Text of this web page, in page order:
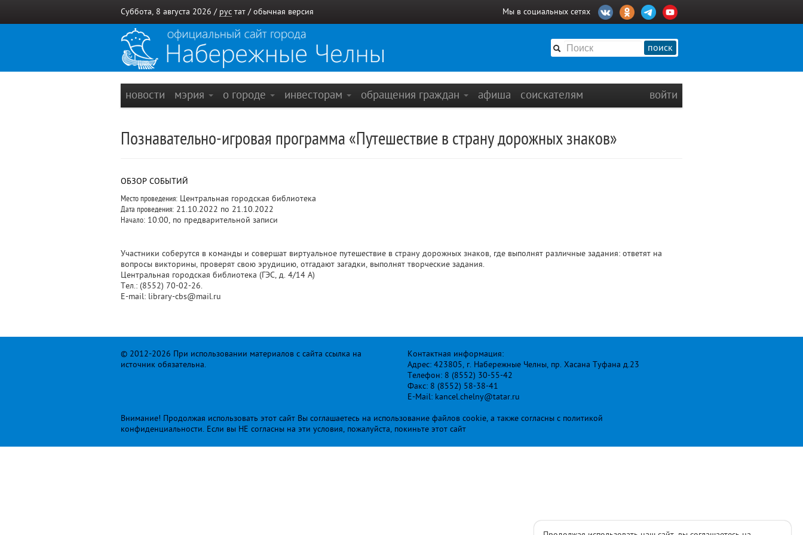
Суббота, 8 августа 2026 / рус тат / обычная версия Мы в социальных сетях
поиск
новости мэрия о городе инвесторам обращения граждан афиша соискателям войти
Познавательно-игровая программа «Путешествие в страну дорожных знаков»
ОБЗОР СОБЫТИЙ
Место проведения: Центральная городская библиотека
Дата проведения: 21.10.2022 по 21.10.2022
Начало: 10:00, по предварительной записи
Участники соберутся в команды и совершат виртуальное путешествие в страну дорожных знаков, где выполнят различные задания: ответят на
вопросы викторины, проверят свою эрудицию, отгадают загадки, выполнят творческие задания.
Центральная городская библиотека (ГЭС, д. 4/14 А)
Тел.: (8552) 70-02-26.
Е-mail: library-cbs@mail.ru
© 2012-2026 При использовании материалов с сайта ссылка на
источник обязательна.
Контактная информация:
Адрес: 423805, г. Набережные Челны, пр. Хасана Туфана д.23
Телефон: 8 (8552) 30-55-42
Факс: 8 (8552) 58-38-41
E-Mail: kancel.chelny@tatar.ru
Внимание! Продолжая использовать этот сайт Вы соглашаетесь на использование файлов cookie, а также согласны с политикой
конфиденциальности. Если вы НЕ согласны на эти условия, пожалуйста, покиньте этот сайт